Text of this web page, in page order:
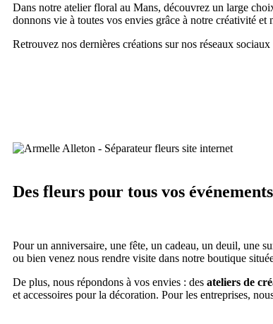
Dans notre atelier floral au Mans, découvrez un large
donnons vie à toutes vos envies grâce à notre créativité et
Retrouvez nos dernières créations sur nos réseaux sociaux
Des fleurs pour tous vos événements
Pour un anniversaire, une fête, un cadeau, un deuil, une
ou bien venez nous rendre visite dans notre boutique
De plus, nous répondons à vos envies : des ateliers de
et accessoires pour la décoration. Pour les entreprises,